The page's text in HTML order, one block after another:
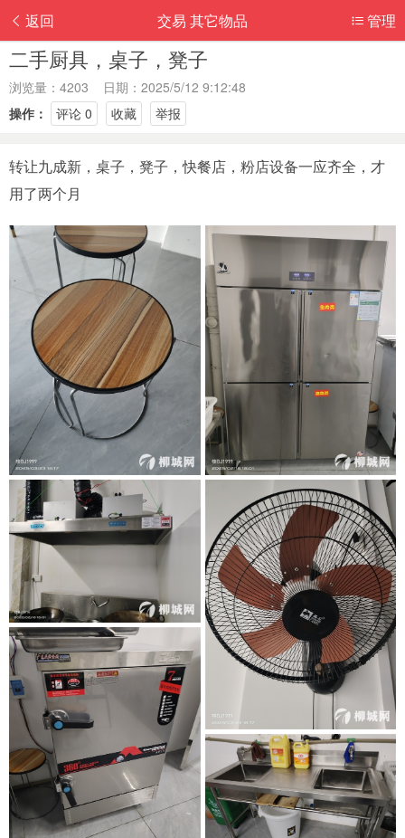
返回 管理
交易 其它物品
二手厨具，桌子，凳子
浏览量：4203 日期：2025/5/12 9:12:48
操作：
评论 0 收藏 举报
转让九成新，桌子，凳子，快餐店，粉店设备一应齐全，才
用了两个月